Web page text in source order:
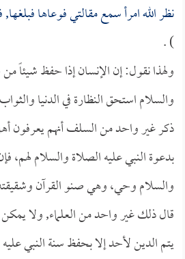
نظر الله امرأ سمع مقالتي فوعاها
) .
ولهذا نقول: إن الإنسان إذا حفظ شيئاً
والسلام استحق النظارة في الدنيا
ذكر غير واحد من السلف أنهم يعرفون
بدعوة النبي عليه الصلاة والسلام لهم،
والسلام وحي، وهي صنو القرآن
قال ذلك غير واحد من العلماء, ولا
يتم الدين لأحد إلا بحفظ سنة النبي